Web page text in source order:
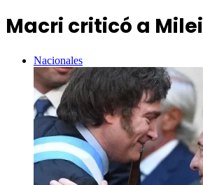
Macri criticó a Milei
Nacionales